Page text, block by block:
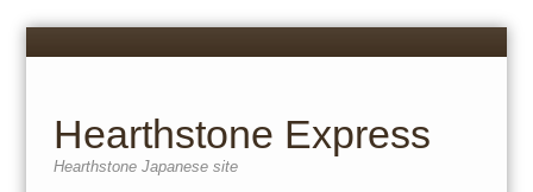
Menu
Hearthstone Express
Hearthstone Japanese site